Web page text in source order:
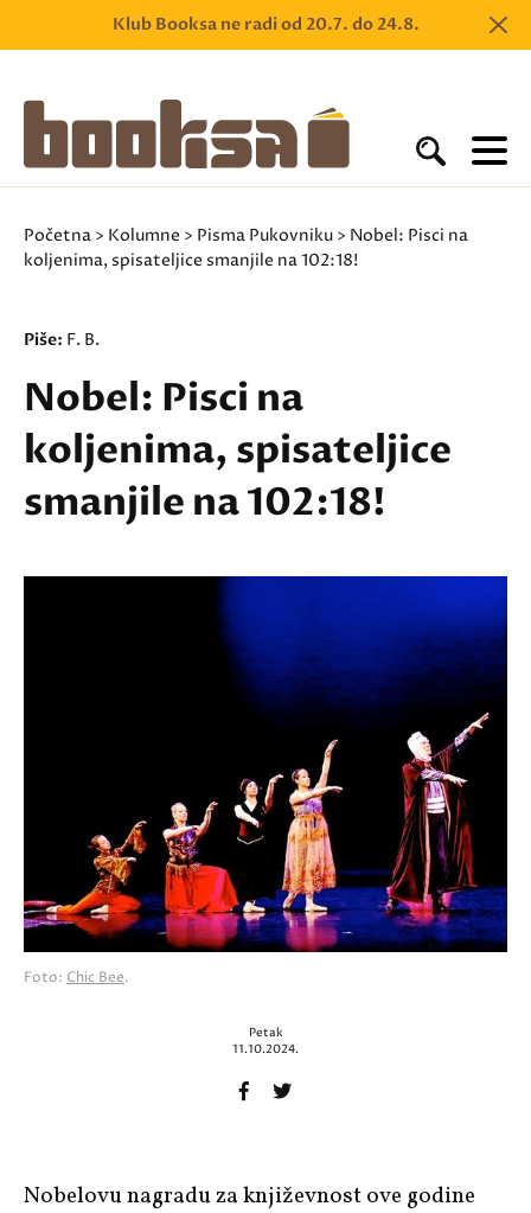
Klub Booksa ne radi od 20.7. do 24.8.
Početna > Kolumne > Pisma Pukovniku > Nobel: Pisci na
koljenima, spisateljice smanjile na 102:18!
Piše: F. B.
Nobel: Pisci na
koljenima, spisateljice
smanjile na 102:18!
Foto: Chic Bee.
Petak
11.10.2024.
Nobelovu nagradu za književnost ove godine